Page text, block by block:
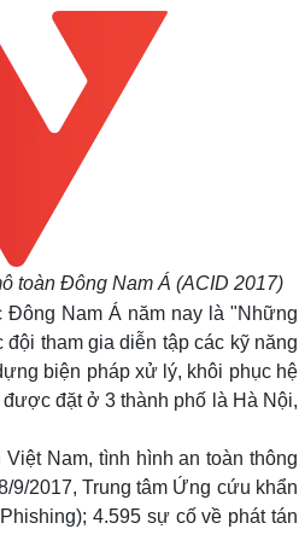
Thời trang
Sao Việt
toàn Đông Nam Á (ACID 2017)
Đông Nam Á năm nay là "Những
tham gia diễn tập các kỹ năng
biện pháp xử lý, khôi phục hệ
đặt ở 3 thành phố là Hà Nội,
Nam, tình hình an toàn thông
9/2017, Trung tâm Ứng cứu khẩn
4.595 sự cố về phát tán